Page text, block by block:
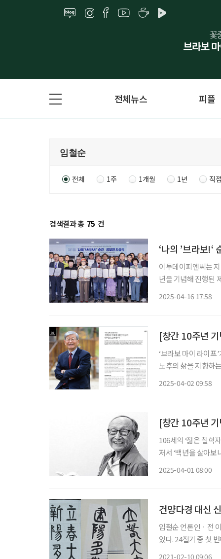
전체뉴스 피플
전체 1주 1개월 1년 직
검색결과 총 75 건
‘나의 ’브라보!‘
이투데이피엔씨는
년을 기념해 진행된
2025-04-16 17:58
[창간 10주년 기
‘브라보 마이 라이
노후의 삶을 지향하
2025-04-02 09:58
[창간 10주년
106세의 ‘젊은 철학
저서 ‘백년을 살아보
2025-04-01 08:00
건양다경 대신
임철순 언론인ㆍ전 이투데이 주필 바야흐로 봄이다. 지
었다. 24절기 중 첫
2021-02-10 09:06